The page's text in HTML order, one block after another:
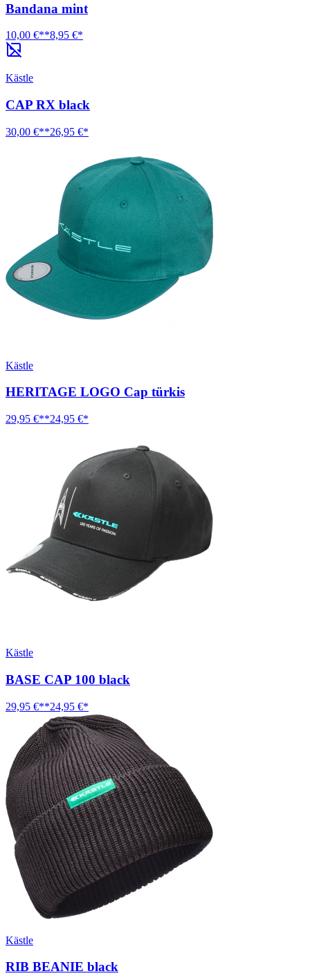
Bandana mint
10,00 €**8,95 €*
Kästle
CAP RX black
30,00 €**26,95 €*
Kästle
HERITAGE LOGO Cap türkis
29,95 €**24,95 €*
Kästle
BASE CAP 100 black
29,95 €**24,95 €*
Kästle
RIB BEANIE black